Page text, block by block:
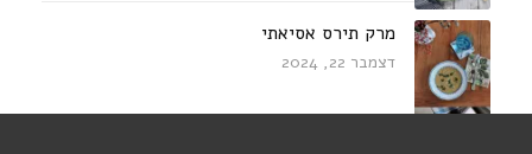
מרק תירס אסיאתי
דצמבר 22, 2024